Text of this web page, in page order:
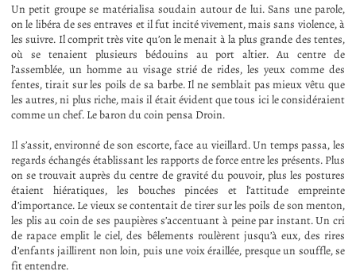
Un petit groupe se matérialisa soudain autour de lui. Sans une parole,
on le libéra de ses entraves et il fut incité vivement, mais sans violence, à
les suivre. Il comprit très vite qu’on le menait à la plus grande des tentes,
où se tenaient plusieurs bédouins au port altier. Au centre de
l’assemblée, un homme au visage strié de rides, les yeux comme des
fentes, tirait sur les poils de sa barbe. Il ne semblait pas mieux vêtu que
les autres, ni plus riche, mais il était évident que tous ici le considéraient
comme un chef. Le baron du coin pensa Droin.
Il s’assit, environné de son escorte, face au vieillard. Un temps passa, les
regards échangés établissant les rapports de force entre les présents. Plus
on se trouvait auprès du centre de gravité du pouvoir, plus les postures
étaient hiératiques, les bouches pincées et l’attitude empreinte
d’importance. Le vieux se contentait de tirer sur les poils de son menton,
les plis au coin de ses paupières s’accentuant à peine par instant. Un cri
de rapace emplit le ciel, des bêlements roulèrent jusqu’à eux, des rires
d’enfants jaillirent non loin, puis une voix éraillée, presque un souffle, se
fit entendre.